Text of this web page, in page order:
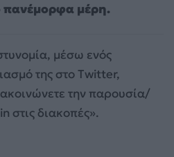
πανέμορφα μέρη.
μέσω ενός
της στο Twitter,
την παρουσία/
στις διακοπές».